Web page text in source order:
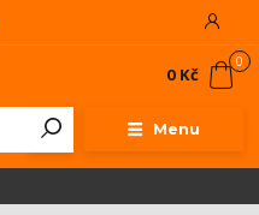
Menu
0
0 Kč